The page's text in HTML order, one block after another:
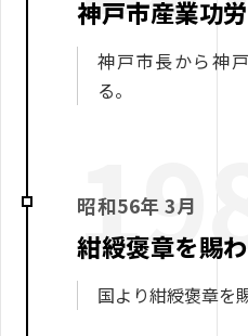
神戸市産業功
神戸市長から神
る。
昭和56年 3月
紺綬褒章を賜
国より紺綬褒章を